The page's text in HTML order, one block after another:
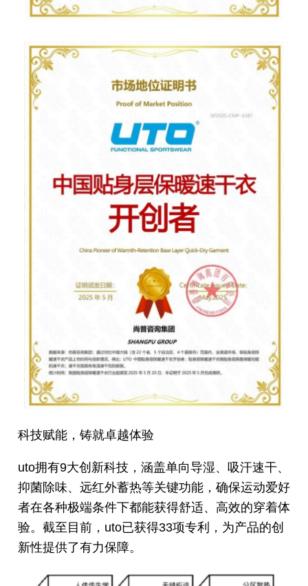
科技赋能，铸就卓越体验
uto拥有9大创新科技，涵盖单向导湿、吸汗速干、
抑菌除味、远红外蓄热等关键功能，确保运动爱好
者在各种极端条件下都能获得舒适、高效的穿着体
验。截至目前，uto已获得33项专利，为产品的创
新性提供了有力保障。